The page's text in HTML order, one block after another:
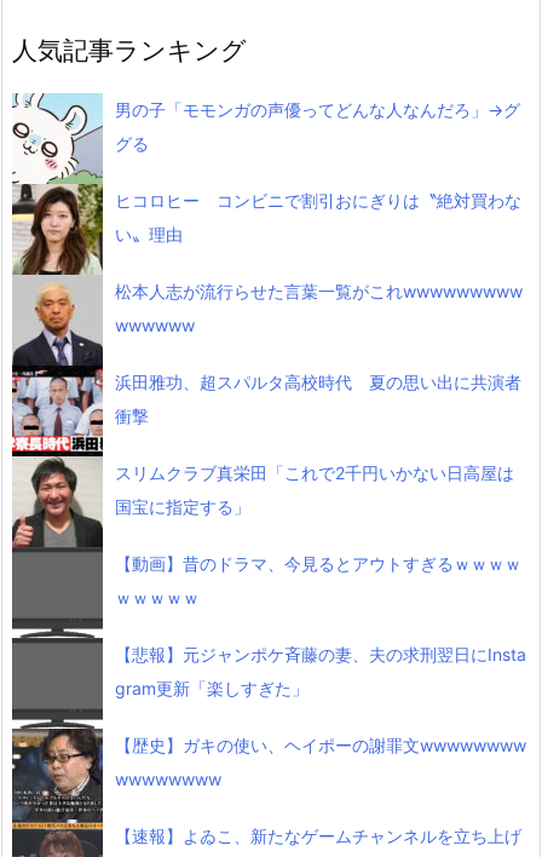
人気記事ランキング
男の子「モモンガの声優ってどんな人なんだろ」→グ
グる
ヒコロヒー コンビニで割引おにぎりは〝絶対買わな
い〟理由
松本人志が流行らせた言葉一覧がこれwwwwwwwww
wwwwww
浜田雅功、超スパルタ高校時代 夏の思い出に共演者
衝撃
スリムクラブ真栄田「これで2千円いかない日高屋は
国宝に指定する」
【動画】昔のドラマ、今見るとアウトすぎるｗｗｗｗ
ｗｗｗｗｗ
【悲報】元ジャンポケ斉藤の妻、夫の求刑翌日にInsta
gram更新「楽しすぎた」
【歴史】ガキの使い、ヘイポーの謝罪文wwwwwwww
wwwwwwww
【速報】よゐこ、新たなゲームチャンネルを立ち上げ